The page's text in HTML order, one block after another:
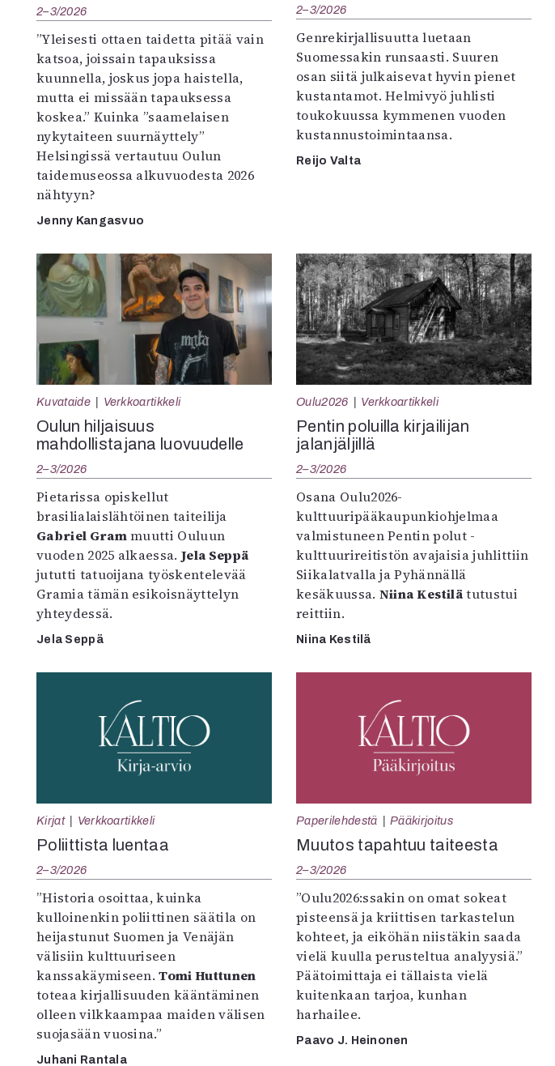
2–3/2026
”Yleisesti ottaen taidetta pitää vain
katsoa, joissain tapauksissa
kuunnella, joskus jopa haistella,
mutta ei missään tapauksessa
koskea.” Kuinka ”saamelaisen
nykytaiteen suurnäyttely”
Helsingissä vertautuu Oulun
taidemuseossa alkuvuodesta 2026
nähtyyn?
Jenny Kangasvuo
2–3/2026
Genrekirjallisuutta luetaan
Suomessakin runsaasti. Suuren
osan siitä julkaisevat hyvin pienet
kustantamot. Helmivyö juhlisti
toukokuussa kymmenen vuoden
kustannustoimintaansa.
Reijo Valta
Kuvataide Verkkoartikkeli
Oulun hiljaisuus
mahdollistajana luovuudelle
2–3/2026
Pietarissa opiskellut
brasilialaislähtöinen taiteilija
Gabriel Grammuutti Ouluun
vuoden 2025 alkaessa.Jela Seppä
jututti tatuoijana työskentelevää
Gramia tämän esikoisnäyttelyn
yhteydessä.
Jela Seppä
Oulu2026 Verkkoartikkeli
Pentin poluilla kirjailijan
jalanjäljillä
2–3/2026
Osana Oulu2026-
kulttuuripääkaupunkiohjelmaa
valmistuneen Pentin polut -
kulttuurireitistön avajaisia juhlittiin
Siikalatvalla ja Pyhännällä
kesäkuussa. Niina Kestilätutustui
reittiin.
Niina Kestilä
Kirjat Verkkoartikkeli
Poliittista luentaa
2–3/2026
”Historia osoittaa, kuinka
kulloinenkin poliittinen säätila on
heijastunut Suomen ja Venäjän
välisiin kulttuuriseen
kanssakäymiseen.Tomi Huttunen
toteaa kirjallisuuden kääntäminen
olleen vilkkaampaa maiden välisen
suojasään vuosina.”
Juhani Rantala
Paperilehdestä Pääkirjoitus
Muutos tapahtuu taiteesta
2–3/2026
”Oulu2026:ssakin on omat sokeat
pisteensä ja kriittisen tarkastelun
kohteet, ja eiköhän niistäkin saada
vielä kuulla perusteltua analyysiä.”
Päätoimittaja ei tällaista vielä
kuitenkaan tarjoa, kunhan
harhailee.
Paavo J. Heinonen